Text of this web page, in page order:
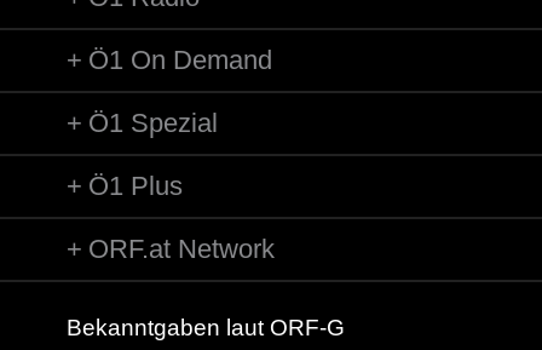
Ö1 On Demand
Ö1 Spezial
Ö1 Plus
ORF.at Network
Bekanntgaben laut ORF-G